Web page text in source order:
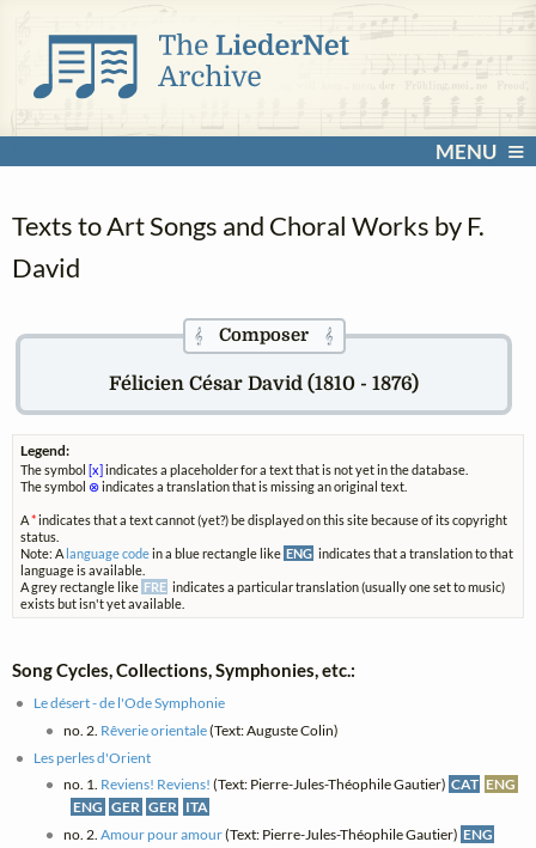
MENU
Texts to Art Songs and Choral Works by F.
David
𝄞Composer 𝄞
Félicien César David (1810 - 1876)
Legend:
The symbol [x] indicates a placeholder for a text that is not yet in the database.
The symbol ⊗indicates a translation that is missing an original text.
A*indicates that a text cannot (yet?) be displayed on this site because of its copyright
status.
Note: A language codein a blue rectangle like ENG indicates that a translation to that
language is available.
A grey rectangle like FRE indicates a particular translation (usually one set to music)
exists but isn't yet available.
Song Cycles, Collections, Symphonies, etc.:
Le désert - de l'Ode Symphonie
no. 2. Rêverie orientale(Text: Auguste Colin)
Les perles d'Orient
no. 1. Reviens! Reviens! (Text: Pierre-Jules-Théophile Gautier) CAT ENG
ENG GER GER ITA
no. 2. Amour pour amour(Text: Pierre-Jules-Théophile Gautier) ENG